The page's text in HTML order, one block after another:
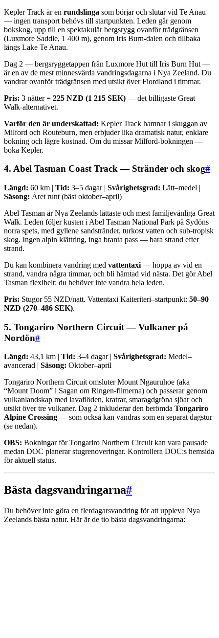
Kepler Track är en rundslinga som börjar och slutar vid Te Anau
— ingen transport behövs till startpunkten. Leden går genom
bokskog, upp till en spektakulär bergsrygg ovanför trädgränsen
(Luxmore Saddle, 1 400 m), genom Iris Burn-dalen och tillbaka
längs Lake Te Anau.
Dag 2 — bergsryggetappen från Luxmore Hut till Iris Burn Hut —
är en av de mest minnesvärda vandringsdagarna i Nya Zeeland. Du
vandrar ovanför trädgränsen med utsikt över Fiordland i timmar.
Pris: 3 nätter = 225 NZD (1 215 SEK) — det billigaste Great
Walk-alternativet.
Varför den är underskattad: Kepler Track hamnar i skuggan av
Milford och Routeburn, men erbjuder lika dramatisk natur, enklare
bokning och lägre kostnad. Om du missar Milford-bokningen —
boka Kepler.
4. Abel Tasman Coast Track — Stränder och skog#
Längd: 60 km | Tid: 3–5 dagar | Svårighetsgrad: Lätt–medel |
Säsong: Året runt (bäst oktober–april)
Abel Tasman är Nya Zeelands lättaste och mest familjevänliga Great
Walk. Leden följer kusten i Abel Tasman National Park på Sydöns
norra spets, med gyllene sandstränder, turkost vatten och sub-tropisk
skog. Ingen alpin klättring, inga branta pass — bara strand efter
strand.
Du kan kombinera vandring med vattentaxi — hoppa av vid en
strand, vandra några timmar, och bli hämtad vid nästa. Det gör Abel
Tasman flexibelt: du behöver inte vandra hela leden.
Pris: Stugor 55 NZD/natt. Vattentaxi Kaiteriteri–startpunkt: 50–90
NZD (270–486 SEK).
5. Tongariro Northern Circuit — Vulkaner på
Nordön#
Längd: 43,1 km | Tid: 3–4 dagar | Svårighetsgrad: Medel–
avancerad | Säsong: Oktober–april
Tongariro Northern Circuit omsluter Mount Ngauruhoe (aka
“Mount Doom” i Sagan om Ringen-filmerna) och passerar genom
vulkanlandskap med lavaflöden, kratrar, smaragdgröna sjöar och
utsikt över tre vulkaner. Dag 2 inkluderar den berömda Tongariro
Alpine Crossing — som också kan vandras som en separat dagstur
(se nedan).
OBS: Bokningar för Tongariro Northern Circuit kan vara pausade
medan DOC planerar stugrenoveringar. Kontrollera DOC:s hemsida
för aktuell status.
Bästa dagsvandringarna#
Du behöver inte göra en flerdagarsvandring för att uppleva Nya
Zeelands bästa natur. Här är de tio bästa dagsvandringarna: